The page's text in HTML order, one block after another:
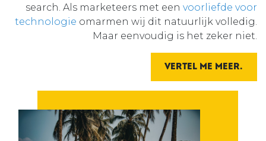
search. Als marketeers met een voorliefde voor
technologie omarmen wij dit natuurlijk volledig.
Maar eenvoudig is het zeker niet.
VERTEL ME MEER.